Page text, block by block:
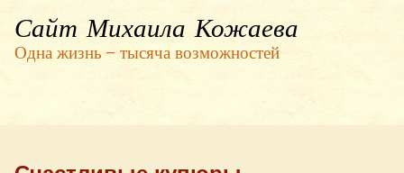
Сайт Михаила Кожаева
Одна жизнь — тысяча возможностей